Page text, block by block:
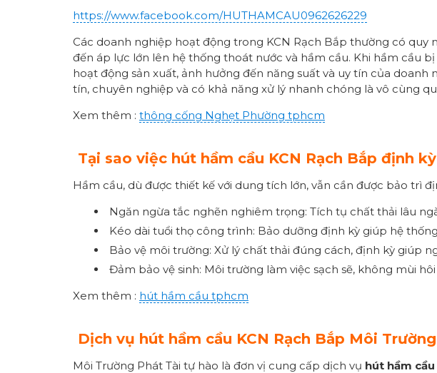
https://www.facebook.com/HUTHAMCAU0962626229
Các doanh nghiệp hoạt động trong KCN Rạch Bắp thường có
đến áp lực lớn lên hệ thống thoát nước và hầm cầu. Khi hầm cầu
hoạt động sản xuất, ảnh hưởng đến năng suất và uy tín của
tín, chuyên nghiệp và có khả năng xử lý nhanh chóng là vô cùng
Xem thêm : thông cống Nghẹt Phường tphcm
Tại sao việc hút hầm cầu KCN Rạch Bắp định
Hầm cầu, dù được thiết kế với dung tích lớn, vẫn cần được bảo trì
Ngăn ngừa tắc nghẽn nghiêm trọng: Tích tụ chất thải lâu
Kéo dài tuổi thọ công trình: Bảo dưỡng định kỳ giúp hệ
Bảo vệ môi trường: Xử lý chất thải đúng cách, định kỳ giúp
Đảm bảo vệ sinh: Môi trường làm việc sạch sẽ, không mùi
Xem thêm : hút hầm cầu tphcm
Dịch vụ hút hầm cầu KCN Rạch Bắp Môi
Môi Trường Phát Tài tự hào là đơn vị cung cấp dịch vụ hút hầm cầu